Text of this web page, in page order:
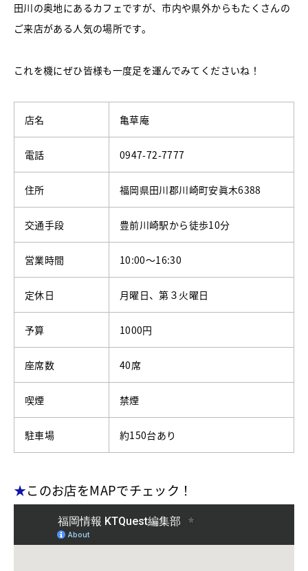
田川の奥地にあるカフェですが、市内や県外からもたくさんの
ご来店がある人気の場所です。
これを機にぜひ皆様も一度足を運んでみてくださいね！
店名 亀草庵
電話 0947-72-7777
住所 福岡県田川郡川崎町安眞木6388
交通手段 豊前川崎駅から徒歩10分
営業時間 10:00～16:30
定休日 月曜日、第３火曜日
予算 1000円
座席数 40席
喫煙 禁煙
駐車場 約150台あり
★このお店をMAPでチェック！